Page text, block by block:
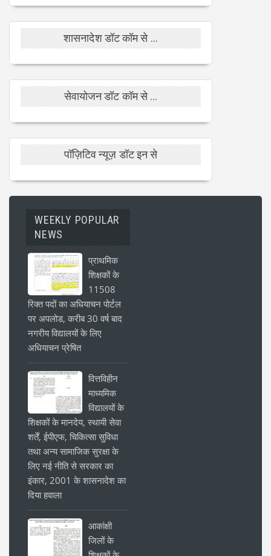
शासनादेश डॉट कॉम से ...
सेवायोजन डॉट कॉम से ...
पॉज़िटिव न्यूज़ डॉट इन से
WEEKLY POPULAR
NEWS
प्राथमिक
शिक्षकों के
11508
रिक्त पदों का अधियाचन पोर्टल
पर अपलोड, करीब 30 वर्ष बाद
नगरीय विद्यालयों के लिए
अधियाचन प्रेषित
वित्तविहीन
माध्यमिक
विद्यालयों के
शिक्षकों के मानदेय, स्थायी सेवा
शर्तें, ईपीएफ, चिकित्सा सुविधा
तथा अन्य सामाजिक सुरक्षा के
लिए नई नीति से सरकार का
इंकार, 2001 के शासनादेश का
दिया हवाला
आकांक्षी
जिलों के